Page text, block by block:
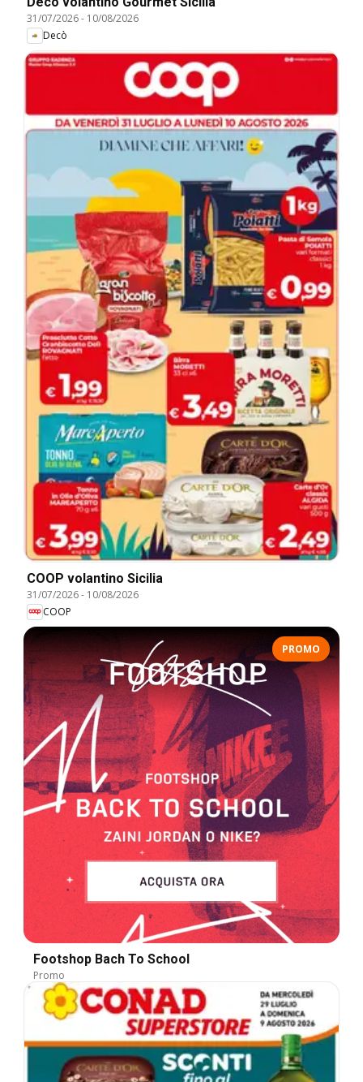
31/07/2026- 10/08/2026
Decò
COOP volantino Sicilia
31/07/2026- 10/08/2026
COOP
PROMO
Footshop Bach To School
Promo